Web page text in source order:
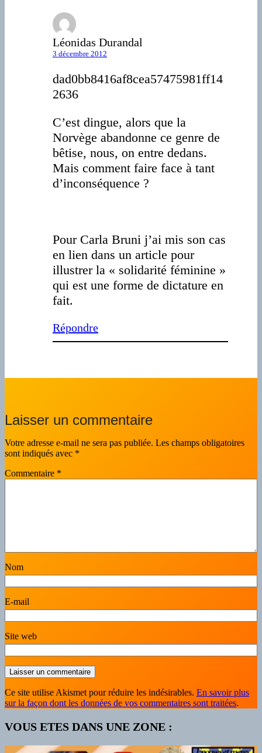
Léonidas Durandal
3 décembre 2012
dad0bb8416af8cea57475981ff14
2636
C’est dingue, alors que la
Norvège abandonne ce genre de
bêtise, nous, on entre dedans.
Mais comment faire face à tant
d’inconséquence ?
Pour Carla Bruni j’ai mis son cas
en lien dans un article pour
illustrer la « solidarité féminine »
qui est une forme de dictature en
fait.
Répondre
Laisser un commentaire
Votre adresse e-mail ne sera pas publiée. Les champs obligatoires
sont indiqués avec *
Commentaire *
Nom
E-mail
Site web
Ce site utilise Akismet pour réduire les indésirables. En savoir plus
sur la façon dont les données de vos commentaires sont traitées.
VOUS ETES DANS UNE ZONE :